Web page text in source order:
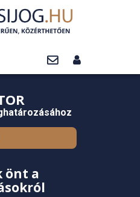
önt a